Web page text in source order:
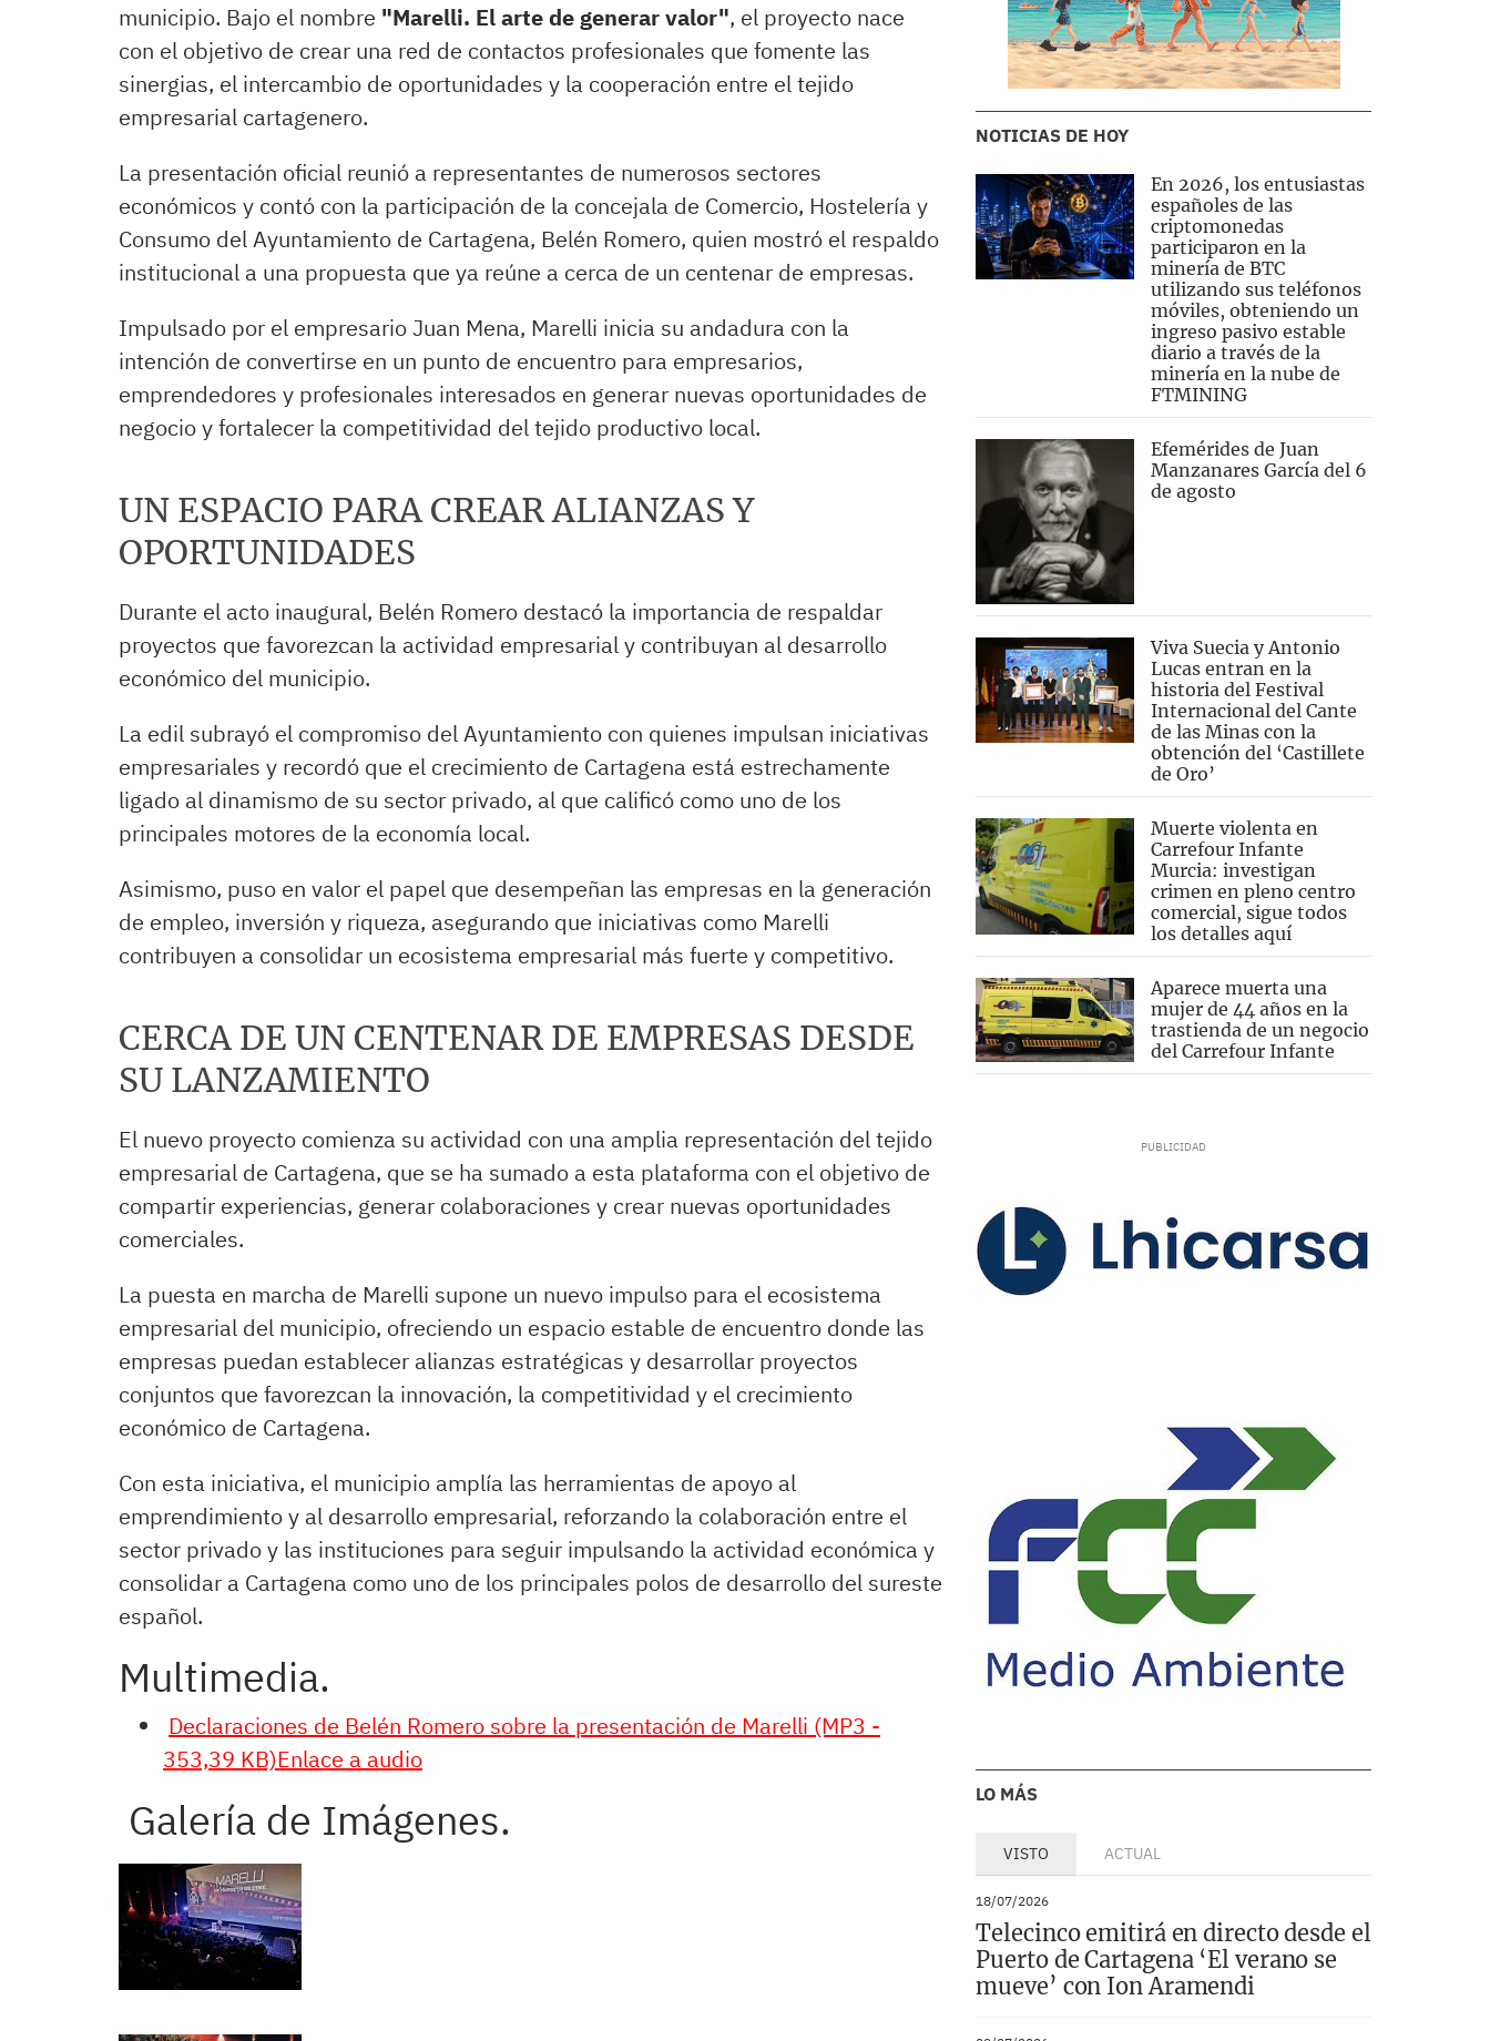
municipio. Bajo el nombre "Marelli. El arte de generar valor", el proyecto nace
con el objetivo de crear una red de contactos profesionales que fomente las
sinergias, el intercambio de oportunidades y la cooperación entre el tejido
empresarial cartagenero.
La presentación oficial reunió a representantes de numerosos sectores
económicos y contó con la participación de la concejala de Comercio, Hostelería y
Consumo del Ayuntamiento de Cartagena, Belén Romero, quien mostró el respaldo
institucional a una propuesta que ya reúne a cerca de un centenar de empresas.
Impulsado por el empresario Juan Mena, Marelli inicia su andadura con la
intención de convertirse en un punto de encuentro para empresarios,
emprendedores y profesionales interesados en generar nuevas oportunidades de
negocio y fortalecer la competitividad del tejido productivo local.
UN ESPACIO PARA CREAR ALIANZAS Y
OPORTUNIDADES
Durante el acto inaugural, Belén Romero destacó la importancia de respaldar
proyectos que favorezcan la actividad empresarial y contribuyan al desarrollo
económico del municipio.
La edil subrayó el compromiso del Ayuntamiento con quienes impulsan iniciativas
empresariales y recordó que el crecimiento de Cartagena está estrechamente
ligado al dinamismo de su sector privado, al que calificó como uno de los
principales motores de la economía local.
Asimismo, puso en valor el papel que desempeñan las empresas en la generación
de empleo, inversión y riqueza, asegurando que iniciativas como Marelli
contribuyen a consolidar un ecosistema empresarial más fuerte y competitivo.
CERCA DE UN CENTENAR DE EMPRESAS DESDE
SU LANZAMIENTO
El nuevo proyecto comienza su actividad con una amplia representación del tejido
empresarial de Cartagena, que se ha sumado a esta plataforma con el objetivo de
compartir experiencias, generar colaboraciones y crear nuevas oportunidades
comerciales.
La puesta en marcha de Marelli supone un nuevo impulso para el ecosistema
empresarial del municipio, ofreciendo un espacio estable de encuentro donde las
empresas puedan establecer alianzas estratégicas y desarrollar proyectos
conjuntos que favorezcan la innovación, la competitividad y el crecimiento
económico de Cartagena.
Con esta iniciativa, el municipio amplía las herramientas de apoyo al
emprendimiento y al desarrollo empresarial, reforzando la colaboración entre el
sector privado y las instituciones para seguir impulsando la actividad económica y
consolidar a Cartagena como uno de los principales polos de desarrollo del sureste
español.
Multimedia.
Declaraciones de Belén Romero sobre la presentación de Marelli (MP3 -
353,39 KB)Enlace a audio
Galería de Imágenes.
NOTICIAS DE HOY
En 2026, los entusiastas
españoles de las
criptomonedas
participaron en la
minería de BTC
utilizando sus teléfonos
móviles, obteniendo un
ingreso pasivo estable
diario a través de la
minería en la nube de
FTMINING
Efemérides de Juan
Manzanares García del 6
de agosto
Viva Suecia y Antonio
Lucas entran en la
historia del Festival
Internacional del Cante
de las Minas con la
obtención del ‘Castillete
de Oro’
Muerte violenta en
Carrefour Infante
Murcia: investigan
crimen en pleno centro
comercial, sigue todos
los detalles aquí
Aparece muerta una
mujer de 44 años en la
trastienda de un negocio
del Carrefour Infante
LO MÁS
VISTO ACTUAL
18/07/2026
Telecinco emitirá en directo desde el
Puerto de Cartagena ‘El verano se
mueve’ con Ion Aramendi